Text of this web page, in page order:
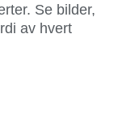
Se bilder,
av hvert